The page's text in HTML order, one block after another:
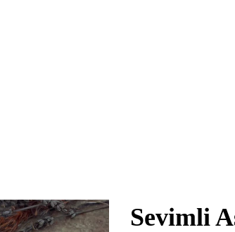
Sevimli